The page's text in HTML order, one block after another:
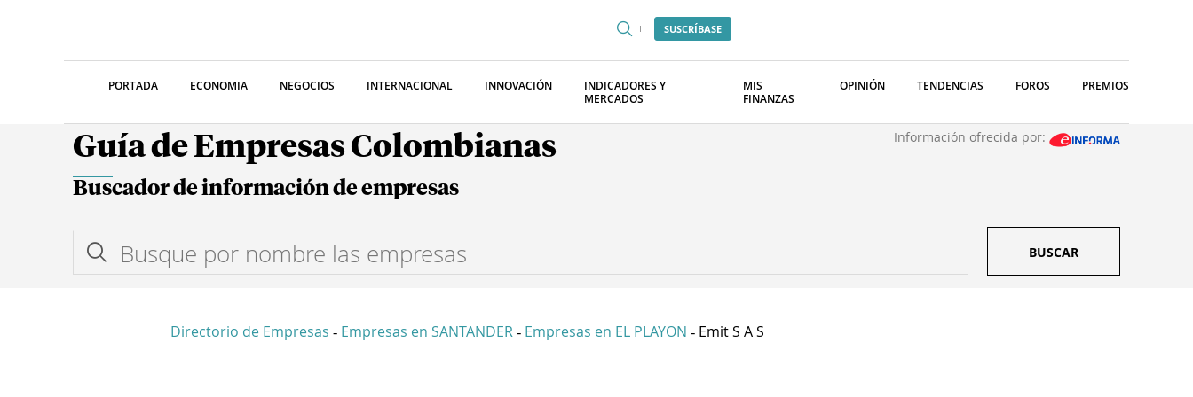
SUSCRÍBASE
PORTADA ECONOMIA NEGOCIOS INTERNACIONAL INNOVACIÓN
INDICADORES Y
MERCADOS
MIS
FINANZAS
OPINIÓN TENDENCIAS FOROS PREMIOS
Guía de Empresas Colombianas Información ofrecida por:
Buscador de información de empresas
BUSCAR
Directorio de Empresas - Empresas en SANTANDER - Empresas en EL PLAYON - Emit S A S